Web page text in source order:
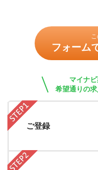
フォーム
マイナ
希望通りの
ご登録